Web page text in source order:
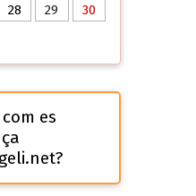
28 29
30
es